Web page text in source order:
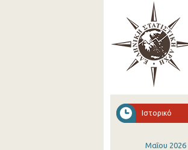
Ιστορικό
Μαΐου 2026